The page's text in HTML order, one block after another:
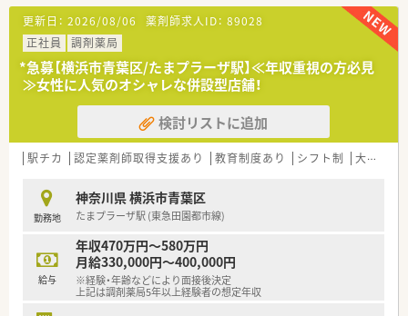
更新日： 2026/08/06 薬剤師求人ID： 89028
正社員
調剤薬局
*急募【横浜市青葉区/たまプラーザ駅】≪年収重視の方必見
≫女性に人気のオシャレな併設型店舗！
検討リストに追加
駅チカ 認定薬剤師取得支援あり 教育制度あり シフト制 大手チェーン
勤務地
神奈川県 横浜市青葉区
たまプラーザ駅 (東急田園都市線)
給与
年収470万円～580万円
月給330,000円～400,000円
※経験・年齢などにより面接後決定
上記は調剤薬局5年以上経験者の想定年収